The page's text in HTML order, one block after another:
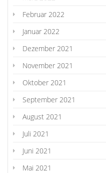
Februar 2022
Januar 2022
Dezember 2021
November 2021
Oktober 2021
September 2021
August 2021
Juli 2021
Juni 2021
Mai 2021